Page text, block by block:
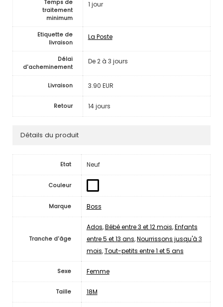
Temps de
traitement
minimum
1 jour
Etiquette de
livraison
La Poste
Délai
d'acheminement
De 2 à 3 jours
Livraison 3.90 EUR
Retour 14 jours
Détails du produit
Etat Neuf
Couleur
Marque Boss
Tranche d'âge
Ados,Bébé entre 3 et 12 mois,Enfants
entre 5 et 13 ans,Nourrissons jusqu'à 3
mois,Tout-petits entre 1 et 5 ans
Sexe Femme
Taille 18M